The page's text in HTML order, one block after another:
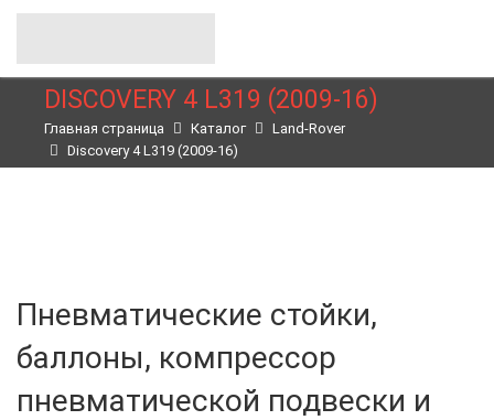
DISCOVERY 4 L319 (2009-16)
Главная страница Каталог
Land-Rover
Discovery 4 L319 (2009-16)
Пневматические стойки,
баллоны, компрессор
пневматической подвески и